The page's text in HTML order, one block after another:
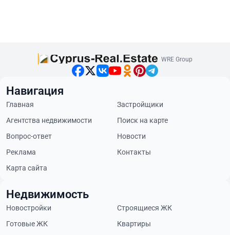
WRE Group
Навигация
Главная
Застройщики
Агентства недвижимости
Поиск на карте
Вопрос-ответ
Новости
Реклама
Контакты
Карта сайта
Недвижимость
Новостройки
Строящиеся ЖК
Готовые ЖК
Квартиры